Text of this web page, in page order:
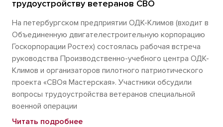
трудоустройству ветеранов СВО
На петербургском предприятии ОДК-Климов (входит в
Объединенную двигателестроительную корпорацию
Госкорпорации Ростех) состоялась рабочая встреча
руководства Производственно-учебного центра ОДК-
Климов и организаторов пилотного патриотического
проекта «СВОя Мастерская». Участники обсудили
вопросы трудоустройства ветеранов специальной
военной операции
Читать подробнее